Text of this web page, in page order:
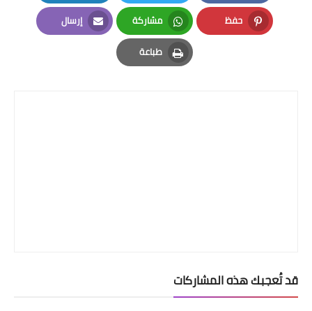
Facebook
Twitter
LinkedIn
حفظ
Pinterest
مشاركة
Whatsapp
إرسال
Email
طباعة
Print
قد تُعجبك هذه المشاركات